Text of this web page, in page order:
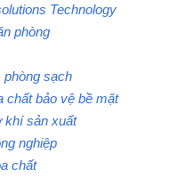
Technology
phòng
phòng sạch
chất bảo vệ bề mặt
khí sản xuất
nghiệp
chất